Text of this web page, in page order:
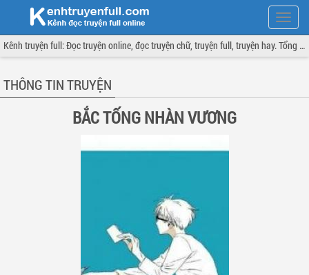
Hiện
menu
Kênh truyện full: Đọc truyện online, đọc truyện chữ, truyện full, truyện hay. Tổng hợp đầy đủ và cập nhật liên tục.
THÔNG TIN TRUYỆN
BẮC TỐNG NHÀN VƯƠNG